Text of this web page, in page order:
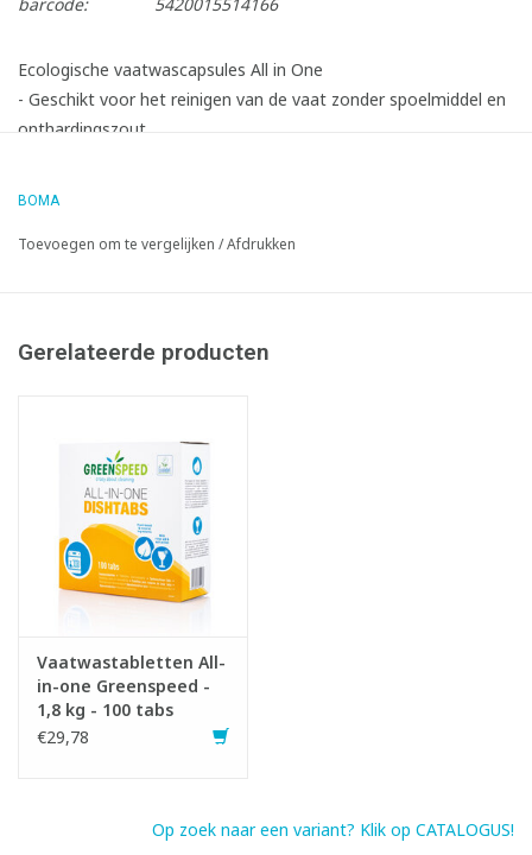
Ecologische vaatwascapsules All in One
- Geschikt voor het reinigen van de vaat zonder spoelmiddel en
onthardingszout
- Met enzymatische werking
BOMA
Toevoegen om te vergelijken /Afdrukken
Gerelateerde producten
Vaatwastabletten All-
in-one Greenspeed -
1,8 kg - 100 tabs
€29,78
Op zoek naar een variant? Klik op CATALOGUS!